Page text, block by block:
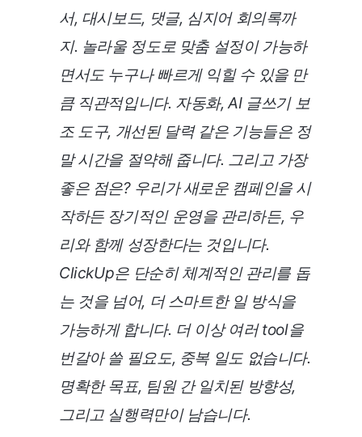
서, 대시보드, 댓글, 심지어 회의록까
지. 놀라울 정도로 맞춤 설정이 가능하
면서도 누구나 빠르게 익힐 수 있을 만
큼 직관적입니다. 자동화, AI 글쓰기 보
조 도구, 개선된 달력 같은 기능들은 정
말 시간을 절약해 줍니다. 그리고 가장
좋은 점은? 우리가 새로운 캠페인을 시
작하든 장기적인 운영을 관리하든, 우
리와 함께 성장한다는 것입니다.
ClickUp은 단순히 체계적인 관리를 돕
는 것을 넘어, 더 스마트한 일 방식을
가능하게 합니다. 더 이상 여러 tool을
번갈아 쓸 필요도, 중복 일도 없습니다.
명확한 목표, 팀원 간 일치된 방향성,
그리고 실행력만이 남습니다.